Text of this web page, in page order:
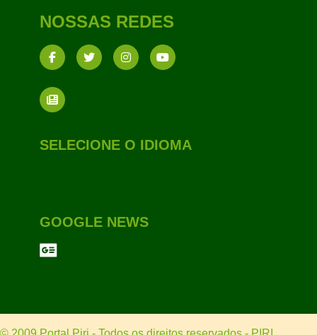
NOSSAS REDES
SELECIONE O IDIOMA
GOOGLE NEWS